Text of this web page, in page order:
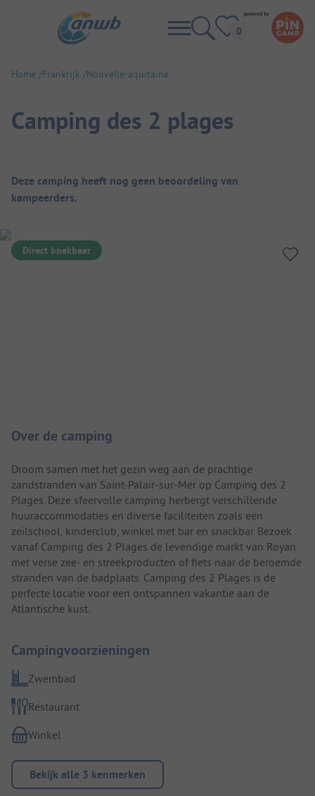
Home Frankrijk Nouvelle-aquitaine
Camping des 2 plages
Camping overzicht
Deze camping heeft nog geen beoordeling van
kampeerders.
Direct boekbaar
Over de camping
Droom samen met het gezin weg aan de prachtige
zandstranden van Saint-Palair-sur-Mer op Camping des 2
Plages. Deze sfeervolle camping herbergt verschillende
huuraccommodaties en diverse faciliteiten zoals een
zeilschool, kinderclub, winkel met bar en snackbar. Bezoek
vanaf Camping des 2 Plages de levendige markt van Royan
met verse zee- en streekproducten of fiets naar de beroemde
stranden van de badplaats. Camping des 2 Plages is de
perfecte locatie voor een ontspannen vakantie aan de
Atlantische kust.
Campingvoorzieningen
Zwembad
Restaurant
Winkel
Bekijk alle 3 kenmerken